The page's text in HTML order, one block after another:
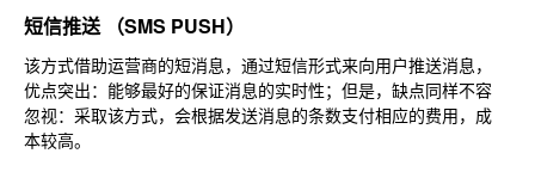
短信推送 （SMS PUSH）
该方式借助运营商的短消息，通过短信形式来向用户推送消息，
优点突出：能够最好的保证消息的实时性；但是，缺点同样不容
忽视：采取该方式，会根据发送消息的条数支付相应的费用，成
本较高。